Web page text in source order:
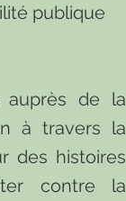
publique
auprès de la
à travers la
des histoires
contre la